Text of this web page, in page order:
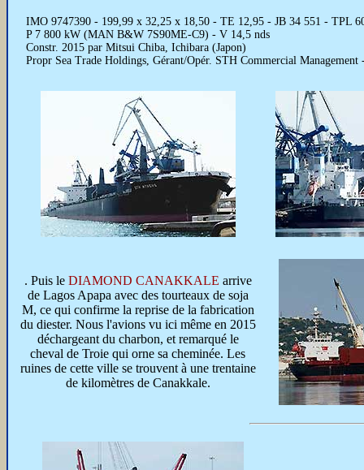
IMO 9747390 - 199,99 x 32,25 x 18,50 - TE 12,95 - JB 34 551 - TPL
P 7 800 kW (MAN B&W 7S90ME-C9) - V 14,5 nds
Constr. 2015 par Mitsui Chiba, Ichibara (Japon)
Propr Sea Trade Holdings, Gérant/Opér. STH Commercial
. Puis le DIAMOND CANAKKALE arrive
de Lagos Apapa avec des tourteaux de soja
M, ce qui confirme la reprise de la fabrication
du diester. Nous l'avions vu ici même en 2015
déchargeant du charbon, et remarqué le
cheval de Troie qui orne sa cheminée. Les
ruines de cette ville se trouvent à une trentaine
de kilomètres de Canakkale.